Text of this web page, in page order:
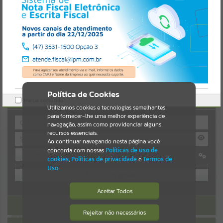
Resultados para""
Portais
Por favor, aguarde...
NOTÍCIAS
Por favor, aguarde...
SUBPORTAIS
Por favor, aguarde...
Por favor, aguarde...
AUTOATENDIMENTO
ACESSAR SEM LOGIN
Política de Cookies
Utilizamos cookies e tecnologias semelhantes
para fornecer-lhe uma melhor experiência de
navegação, assim como providenciar alguns
recursos essenciais.
Ao continuar navegando nesta página você
concorda com nossas Políticas de uso de
cookies, Políticas de privacidadeeTermos de
Uso.
Aceitar Todos
Rejeitar não necessários
Isto significa que diversos recursos